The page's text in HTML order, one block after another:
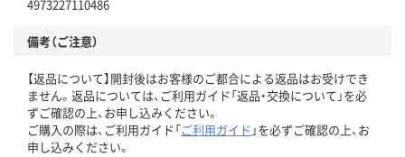
4973227110486
備考（ご注意）
【返品について】開封後はお客様のご都合による返品はお受けでき
ません。返品については、ご利用ガイド「返品・交換について」を必
ずご確認の上、お申し込みください。
ご購入の際は、ご利用ガイド「ご利用ガイド 」を必ずご確認の上、お
申し込みください。